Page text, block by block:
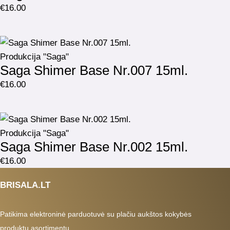
€16.00
Produkcija "Saga"
Saga Shimer Base Nr.007 15ml.
€16.00
Produkcija "Saga"
Saga Shimer Base Nr.002 15ml.
€16.00
BRISALA.LT
Patikima elektroninė parduotuvė su plačiu aukštos kokybės
produktų asortimentu.